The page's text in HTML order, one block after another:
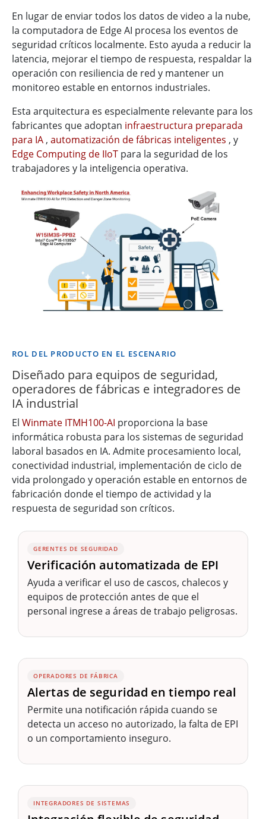
En lugar de enviar todos los datos de video a la nube,
la computadora de Edge AI procesa los eventos de
seguridad críticos localmente. Esto ayuda a reducir la
latencia, mejorar el tiempo de respuesta, respaldar la
operación con resiliencia de red y mantener un
monitoreo estable en entornos industriales.
Esta arquitectura es especialmente relevante para los
fabricantes que adoptan infraestructura preparada
para IA , automatización de fábricas inteligentes , y
Edge Computing de IIoT para la seguridad de los
trabajadores y la inteligencia operativa.
ROL DEL PRODUCTO EN EL ESCENARIO
Diseñado para equipos de seguridad,
operadores de fábricas e integradores de
IA industrial
El Winmate ITMH100-AI proporciona la base
informática robusta para los sistemas de seguridad
laboral basados en IA. Admite procesamiento local,
conectividad industrial, implementación de ciclo de
vida prolongado y operación estable en entornos de
fabricación donde el tiempo de actividad y la
respuesta de seguridad son críticos.
GERENTES DE SEGURIDAD
Verificación automatizada de EPI
Ayuda a verificar el uso de cascos, chalecos y
equipos de protección antes de que el
personal ingrese a áreas de trabajo peligrosas.
OPERADORES DE FÁBRICA
Alertas de seguridad en tiempo real
Permite una notificación rápida cuando se
detecta un acceso no autorizado, la falta de EPI
o un comportamiento inseguro.
INTEGRADORES DE SISTEMAS